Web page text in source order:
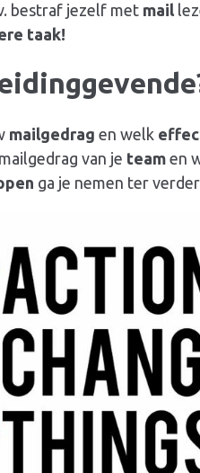
bestraf jezelf met mail
taak!
mailgedrag en welk
van je team en
ga je nemen ter